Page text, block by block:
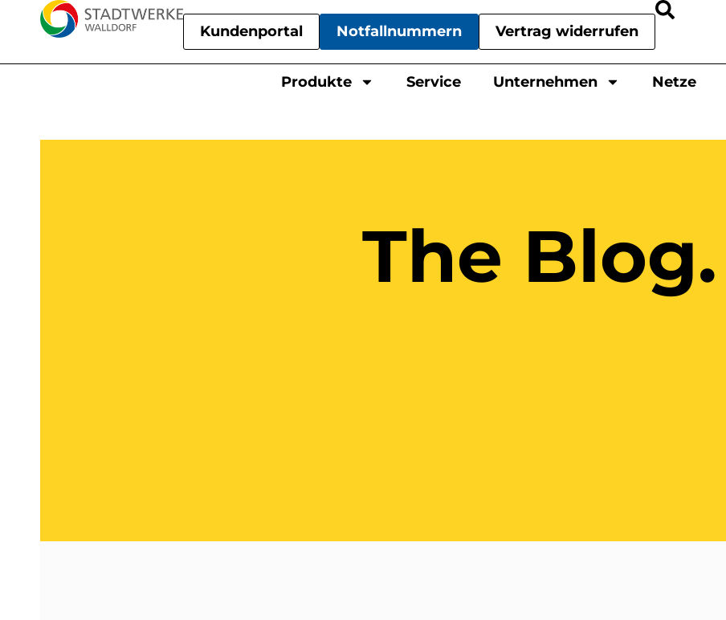
Kundenportal Notfallnummern Vertrag widerrufen
Produkte Service Unternehmen Netze
The Blog.